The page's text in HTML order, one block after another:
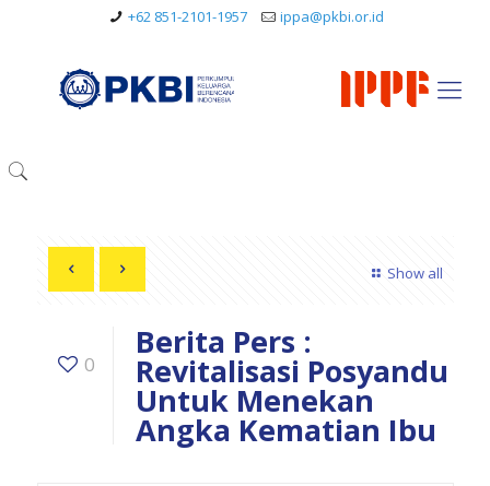
+62 851-2101-1957 ippa@pkbi.or.id
Show all
0
Berita Pers :
Revitalisasi Posyandu
Untuk Menekan
Angka Kematian Ibu